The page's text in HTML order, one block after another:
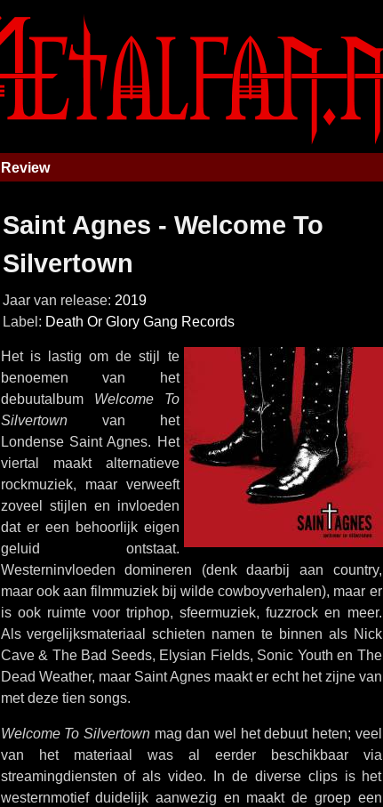
Review
Saint Agnes - Welcome To
Silvertown
Jaar van release: 2019
Label: Death Or Glory Gang Records
Het is lastig om de stijl te
benoemen van het
debuutalbum Welcome To
Silvertownvan het
Londense Saint Agnes. Het
viertal maakt alternatieve
rockmuziek, maar verweeft
zoveel stijlen en invloeden
dat er een behoorlijk eigen
geluid ontstaat.
Westerninvloeden domineren (denk daarbij aan country,
maar ook aan filmmuziek bij wilde cowboyverhalen), maar er
is ook ruimte voor triphop, sfeermuziek, fuzzrock en meer.
Als vergelijksmateriaal schieten namen te binnen als Nick
Cave & The Bad Seeds, Elysian Fields, Sonic Youth en The
Dead Weather, maar Saint Agnes maakt er echt het zijne van
met deze tien songs.
Welcome To Silvertownmag dan wel het debuut heten; veel
van het materiaal was al eerder beschikbaar via
streamingdiensten of als video. In de diverse clips is het
westernmotief duidelijk aanwezig en maakt de groep een